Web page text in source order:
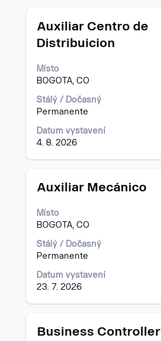
Titul
Auxiliar Centro de
Distribuicion
Místo
BOGOTA, CO
Stálý / Dočasný
Permanente
Datum vystavení
4. 8. 2026
Vyberte
zobrazení
informací
o
profesi.
Titul
Auxiliar Mecánico
Místo
BOGOTA, CO
Stálý / Dočasný
Permanente
Datum vystavení
23. 7. 2026
Vyberte
zobrazení
veškerých
informací
o
profesi.
Titul
Business Controller
Vyberte